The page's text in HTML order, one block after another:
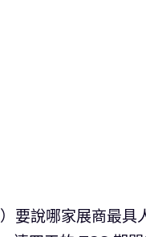
要說哪家展商最